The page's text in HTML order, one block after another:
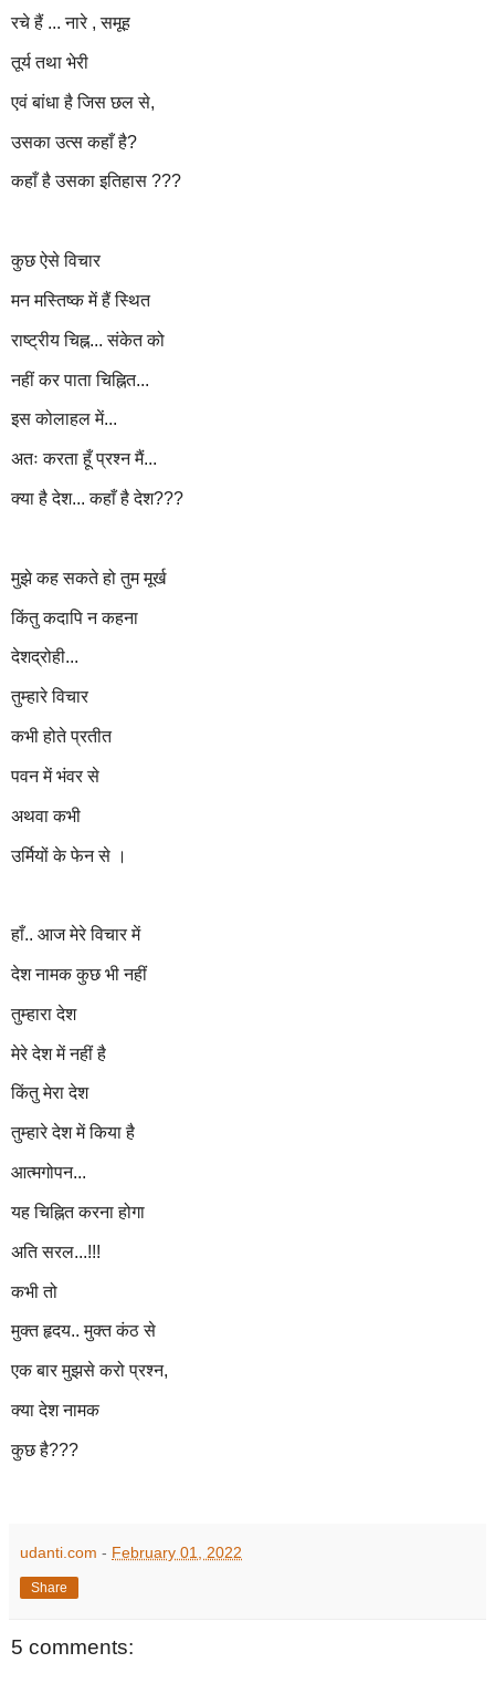
रचे हैं ... नारे , समूह
तूर्य तथा भेरी
एवं बांधा है जिस छल से,
उसका उत्स कहाँ है?
कहाँ है उसका इतिहास ???
कुछ ऐसे विचार
मन मस्तिष्क में हैं स्थित
राष्ट्रीय चिह्न... संकेत को
नहीं कर पाता चिह्नित...
इस कोलाहल में...
अतः करता हूँ प्रश्न मैं...
क्या है देश... कहाँ है देश???
मुझे कह सकते हो तुम मूर्ख
किंतु कदापि न कहना
देशद्रोही...
तुम्हारे विचार
कभी होते प्रतीत
पवन में भंवर से
अथवा कभी
उर्मियों के फेन से ।
हाँ.. आज मेरे विचार में
देश नामक कुछ भी नहीं
तुम्हारा देश
मेरे देश में नहीं है
किंतु मेरा देश
तुम्हारे देश में किया है
आत्मगोपन...
यह चिह्नित करना होगा
अति सरल...!!!
कभी तो
मुक्त हृदय.. मुक्त कंठ से
एक बार मुझसे करो प्रश्न,
क्या देश नामक
कुछ है???
udanti.com - February 01, 2022
Share
5 comments: